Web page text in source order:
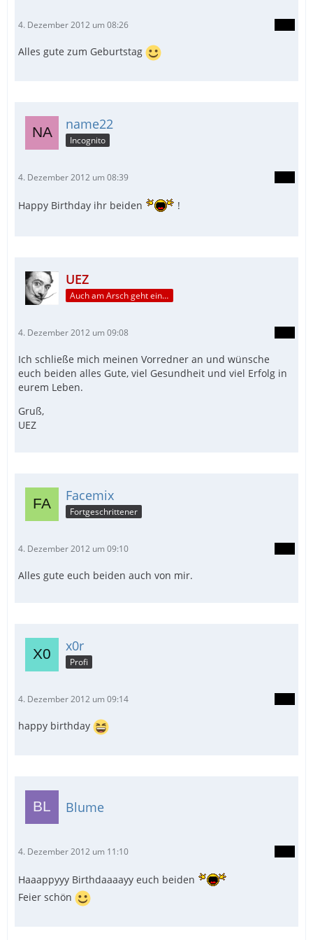
4. Dezember 2012 um 08:26
Alles gute zum Geburtstag
name22
Incognito
4. Dezember 2012 um 08:39
Happy Birthday ihr beiden !
UEZ
Auch am Arsch geht ein Weg vorbei...
4. Dezember 2012 um 09:08
Ich schließe mich meinen Vorredner an und wünsche
euch beiden alles Gute, viel Gesundheit und viel Erfolg in
eurem Leben.
Gruß,
UEZ
Facemix
Fortgeschrittener
4. Dezember 2012 um 09:10
Alles gute euch beiden auch von mir.
x0r
Profi
4. Dezember 2012 um 09:14
happy birthday
Blume
4. Dezember 2012 um 11:10
Haaappyyy Birthdaaaayy euch beiden
Feier schön